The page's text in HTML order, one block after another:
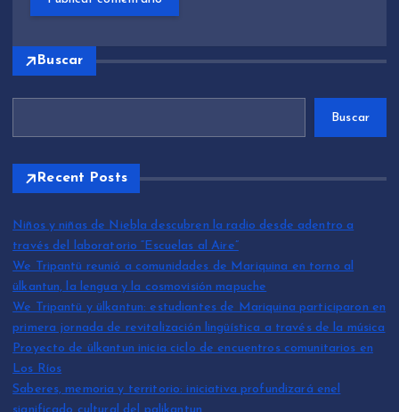
Buscar
Buscar
Recent Posts
Niños y niñas de Niebla descubren la radio desde adentro a
través del laboratorio “Escuelas al Aire”
We Tripantü reunió a comunidades de Mariquina en torno al
ülkantun, la lengua y la cosmovisión mapuche
We Tripantü y ülkantun: estudiantes de Mariquina participaron en
primera jornada de revitalización lingüística a través de la música
Proyecto de ülkantun inicia ciclo de encuentros comunitarios en
Los Ríos
Saberes, memoria y territorio: iniciativa profundizará enel